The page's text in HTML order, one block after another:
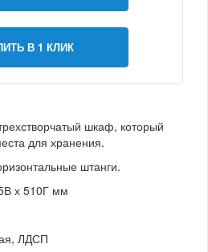
В 1 КЛИК
шкаф, который
для хранения.
штанги.
х 510Г мм
ЛДСП